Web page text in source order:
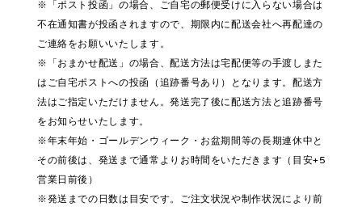
※「ポスト投函」の場合、ご自宅の郵便受けに入らない場合は
不在通知書が投函されますので、期限内に配送会社へ再配達の
ご連絡をお願いいたします。
※「おまかせ配送」の場合、配送方法は宅配便等の手渡しまた
はご自宅ポストへの投函（追跡番号あり）となります。配送方
法はご指定いただけません。発送完了後に配送方法と追跡番号
をお知らせいたします。
※年末年始・ゴールデンウィーク・お盆期間等の長期連休中と
その前後は、発送まで通常よりお時間をいただきます（目安+5
営業日前後）
※発送までの日数は目安です。ご注文状況や制作状況により前